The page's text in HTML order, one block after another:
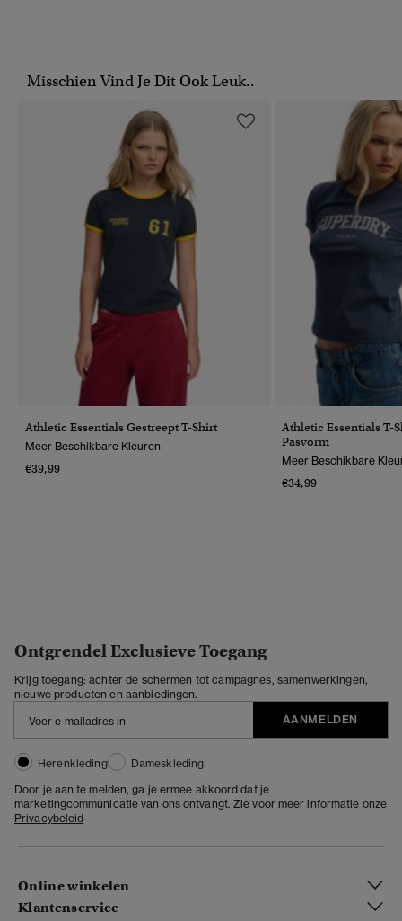
Misschien Vind Je Dit Ook Leuk..
Athletic Essentials Gestreept T-Shirt
Meer Beschikbare Kleuren
€39,99
Athletic Essentials T-
Pasvorm
Meer Beschikbare
€34,99
Ontgrendel Exclusieve Toegang
Krijg toegang: achter de schermen tot campagnes, samenwerkingen,
nieuwe producten en aanbiedingen.
AANMELDEN
Herenkleding
Dameskleding
Door je aan te melden, ga je ermee akkoord dat je
marketingcommunicatie van ons ontvangt. Zie voor meer informatie onze
Privacybeleid
Online winkelen
Klantenservice